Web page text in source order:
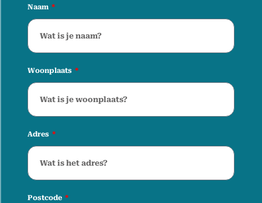
Naam
Woonplaats
Adres
Postcode